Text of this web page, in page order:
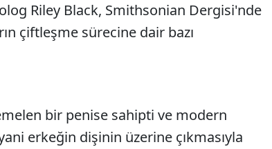
Riley Black, Smithsonian Dergisi'nde
çiftleşme sürecine dair bazı
bir penise sahipti ve modern
erkeğin dişinin üzerine çıkmasıyla